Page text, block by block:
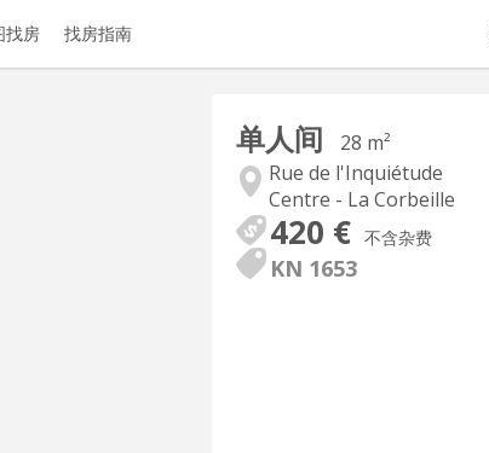
找房 找房指南
单人间
28 m²
Rue de l'Inquiétude
Centre - La Corbeille
420 € 不含杂费
KN 1653